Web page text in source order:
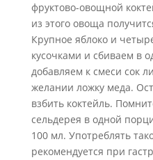
фруктово-овощной
из этого овоща
Крупное яблоко и
кусочками и сбиваем в
добавляем к смеси сок
желании ложку меда.
взбить коктейль.
сельдерея в одной
100 мл. Употреблять
рекомендуется при